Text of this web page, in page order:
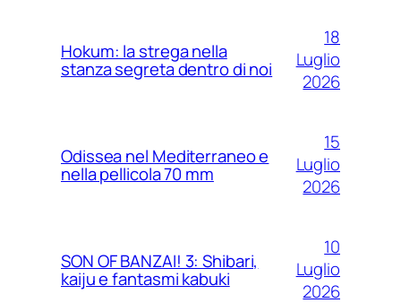
Hokum: la strega nella
stanza segreta dentro di noi
18
Luglio
2026
Odissea nel Mediterraneo e
nella pellicola 70 mm
15
Luglio
2026
SON OF BANZAI! 3: Shibari,
kaiju e fantasmi kabuki
10
Luglio
2026